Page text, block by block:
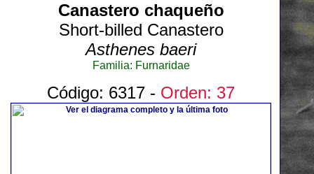
Canastero chaqueño
Short-billed Canastero
Asthenes baeri
Familia: Furnaridae
Código: 6317 - Orden: 37